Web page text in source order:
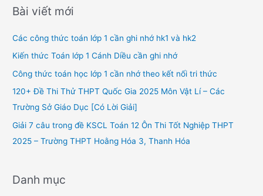
r
h
f
o
Bài viết mới
Các công thức toán lớp 1 cần ghi nhớ hk1 và hk2
Kiến thức Toán lớp 1 Cánh Diều cần ghi nhớ
Công thức toán học lớp 1 cần nhớ theo kết nối tri thức
120+ Đề Thi Thử THPT Quốc Gia 2025 Môn Vật Lí – Các
Trường Sở Giáo Dục [Có Lời Giải]
Giải 7 câu trong đề KSCL Toán 12 Ôn Thi Tốt Nghiệp THPT
2025 – Trường THPT Hoằng Hóa 3, Thanh Hóa
Danh mục